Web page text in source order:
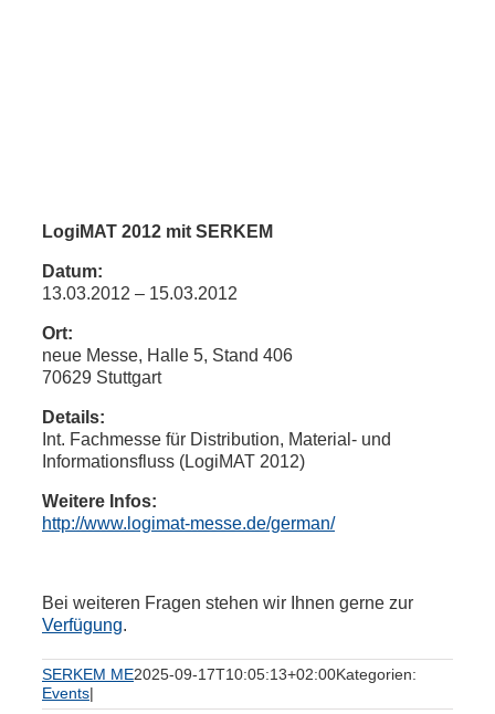
LogiMAT 2012 mit SERKEM
Datum:
13.03.2012 – 15.03.2012
Ort:
neue Messe, Halle 5, Stand 406
70629 Stuttgart
Details:
Int. Fachmesse für Distribution, Material- und
Informationsfluss (LogiMAT 2012)
Weitere Infos:
http://www.logimat-messe.de/german/
Bei weiteren Fragen stehen wir Ihnen gerne zur
Verfügung.
SERKEM ME2025-09-17T10:05:13+02:00Kategorien:
Events|